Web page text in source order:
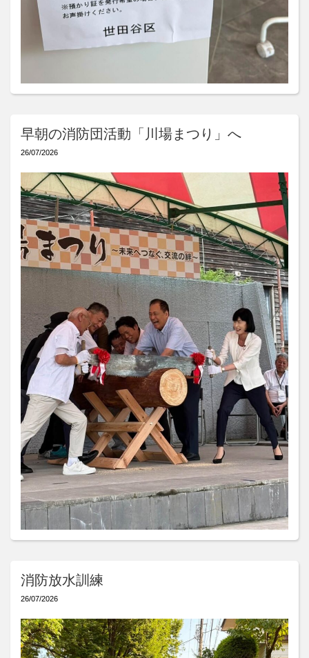
早朝の消防団活動「川場まつり」へ
26/07/2026
消防放水訓練
26/07/2026